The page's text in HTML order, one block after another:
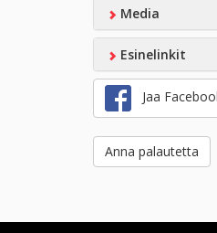
Media
Esinelinkit
Jaa
Anna palautetta